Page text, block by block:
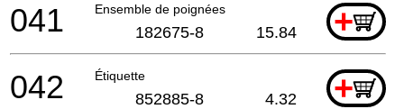
Ensemble de poignées +
041 182675-8 15.84
Étiquette +
042 852885-8 4.32